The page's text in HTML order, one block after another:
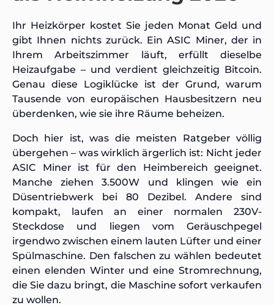
Ihr Heizkörper kostet Sie jeden Monat Geld und
gibt Ihnen nichts zurück. Ein ASIC Miner, der in
Ihrem Arbeitszimmer läuft, erfüllt dieselbe
Heizaufgabe – und verdient gleichzeitig Bitcoin.
Genau diese Logiklücke ist der Grund, warum
Tausende von europäischen Hausbesitzern neu
überdenken, wie sie ihre Räume beheizen.
Doch hier ist, was die meisten Ratgeber völlig
übergehen – was wirklich ärgerlich ist: Nicht jeder
ASIC Miner ist für den Heimbereich geeignet.
Manche ziehen 3.500W und klingen wie ein
Düsentriebwerk bei 80 Dezibel. Andere sind
kompakt, laufen an einer normalen 230V-
Steckdose und liegen vom Geräuschpegel
irgendwo zwischen einem lauten Lüfter und einer
Spülmaschine. Den falschen zu wählen bedeutet
einen elenden Winter und eine Stromrechnung,
die Sie dazu bringt, die Maschine sofort verkaufen
zu wollen.